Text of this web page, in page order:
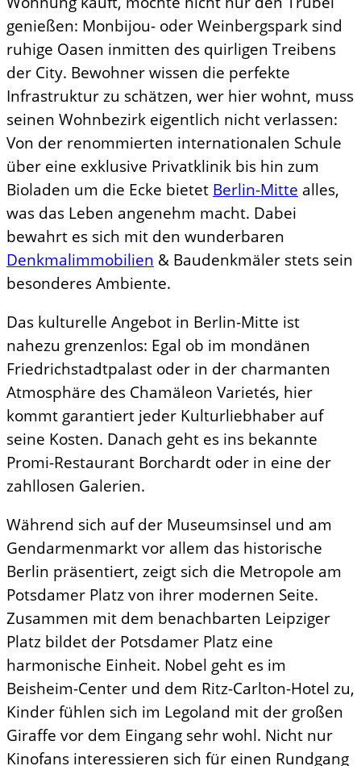
genießen: Monbijou- oder Weinbergspark sind
ruhige Oasen inmitten des quirligen Treibens
der City. Bewohner wissen die perfekte
Infrastruktur zu schätzen, wer hier wohnt, muss
seinen Wohnbezirk eigentlich nicht verlassen:
Von der renommierten internationalen Schule
über eine exklusive Privatklinik bis hin zum
Bioladen um die Ecke bietet Berlin-Mitte alles,
was das Leben angenehm macht. Dabei
bewahrt es sich mit den wunderbaren
Denkmalimmobilien & Baudenkmäler stets sein
besonderes Ambiente.
Das kulturelle Angebot in Berlin-Mitte ist
nahezu grenzenlos: Egal ob im mondänen
Friedrichstadtpalast oder in der charmanten
Atmosphäre des Chamäleon Varietés, hier
kommt garantiert jeder Kulturliebhaber auf
seine Kosten. Danach geht es ins bekannte
Promi-Restaurant Borchardt oder in eine der
zahllosen Galerien.
Während sich auf der Museumsinsel und am
Gendarmenmarkt vor allem das historische
Berlin präsentiert, zeigt sich die Metropole am
Potsdamer Platz von ihrer modernen Seite.
Zusammen mit dem benachbarten Leipziger
Platz bildet der Potsdamer Platz eine
harmonische Einheit. Nobel geht es im
Beisheim-Center und dem Ritz-Carlton-Hotel zu,
Kinder fühlen sich im Legoland mit der großen
Giraffe vor dem Eingang sehr wohl. Nicht nur
Kinofans interessieren sich für einen Rundgang